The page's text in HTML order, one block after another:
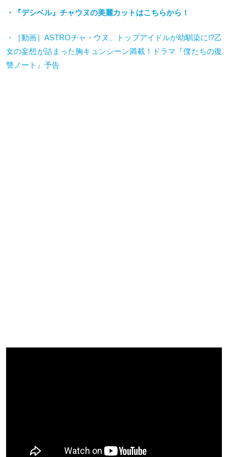
・『デシベル』チャウヌの美麗カットはこちらから！
・［動画］ ASTROチャ・ウヌ、トップアイドルが幼馴染に!?乙
女の妄想が詰まった胸キュンシーン満載！ドラマ『僕たちの復
讐ノート』予告